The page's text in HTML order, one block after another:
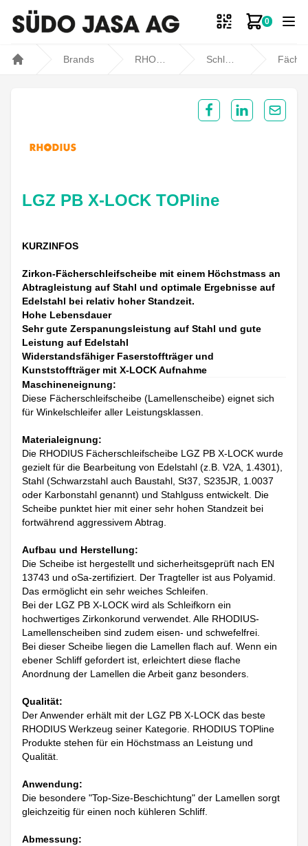
0
Zum
Brands
LGZ PB X-LOCK TOPline
KURZINFOS
Zirkon-Fächerschleifscheibe mit einem Höchstmass an
Abtragleistung auf Stahl und optimale Ergebnisse auf
Edelstahl bei relativ hoher Standzeit.
Hohe Lebensdauer
Sehr gute Zerspanungsleistung auf Stahl und gute
Leistung auf Edelstahl
Widerstandsfähiger Faserstoffträger und
Kunststoffträger mit X-LOCK Aufnahme
Maschineneignung:
Diese Fächerschleifscheibe (Lamellenscheibe) eignet sich
für Winkelschleifer aller Leistungsklassen.
Materialeignung:
Die RHODIUS Fächerschleifscheibe LGZ PB X-LOCK wurde
gezielt für die Bearbeitung von Edelstahl (z.B. V2A, 1.4301),
Stahl (Schwarzstahl auch Baustahl, St37, S235JR, 1.0037
oder Karbonstahl genannt) und Stahlguss entwickelt. Die
Scheibe punktet hier mit einer sehr hohen Standzeit bei
fortwährend aggressivem Abtrag.
Aufbau und Herstellung:
Die Scheibe ist hergestellt und sicherheitsgeprüft nach EN
13743 und oSa-zertifiziert. Der Tragteller ist aus Polyamid.
Das ermöglicht ein sehr weiches Schleifen.
Bei der LGZ PB X-LOCK wird als Schleifkorn ein
hochwertiges Zirkonkorund verwendet. Alle RHODIUS-
Lamellenscheiben sind zudem eisen- und schwefelfrei.
Bei dieser Scheibe liegen die Lamellen flach auf. Wenn ein
ebener Schliff gefordert ist, erleichtert diese flache
Anordnung der Lamellen die Arbeit ganz besonders.
Qualität:
Der Anwender erhält mit der LGZ PB X-LOCK das beste
RHODIUS Werkzeug seiner Kategorie. RHODIUS TOPline
Produkte stehen für ein Höchstmass an Leistung und
Qualität.
Anwendung:
Die besondere "Top-Size-Beschichtung" der Lamellen sorgt
gleichzeitig für einen noch kühleren Schliff.
Abmessung:
Share on Facebook
Share onShare